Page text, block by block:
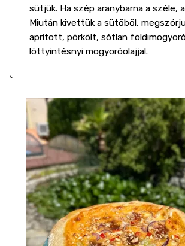
sütjük. Ha szép aranybarna a széle,
Miután kivettük a sütőből,
aprított, pörkölt, sótlan
löttyintésnyi mogyoróolajjal.